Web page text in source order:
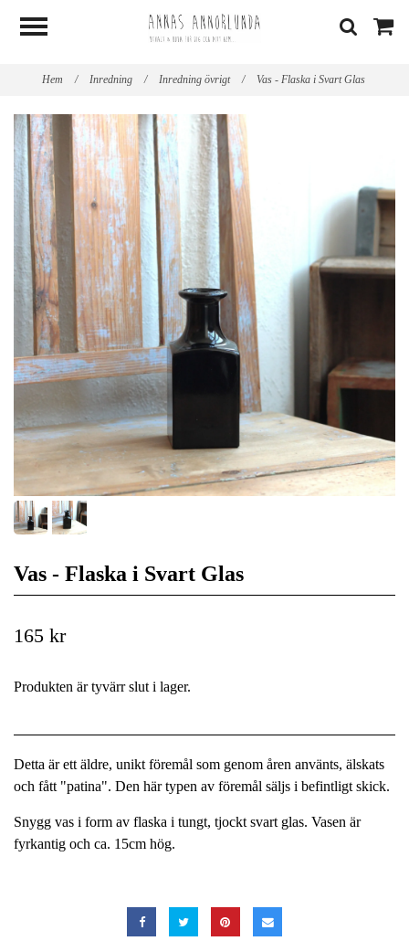
Hem / Inredning / Inredning övrigt / Vas - Flaska i Svart Glas
Vas - Flaska i Svart Glas
165 kr
Produkten är tyvärr slut i lager.
Detta är ett äldre, unikt föremål som genom åren använts, älskats
och fått "patina". Den här typen av föremål säljs i befintligt skick.
Snygg vas i form av flaska i tungt, tjockt svart glas. Vasen är
fyrkantig och ca. 15cm hög.